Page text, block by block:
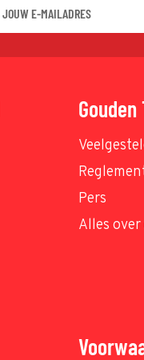
Pers
Alles over